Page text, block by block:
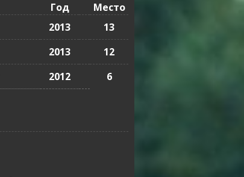
Год Место
2013 13
2013 12
2012
6